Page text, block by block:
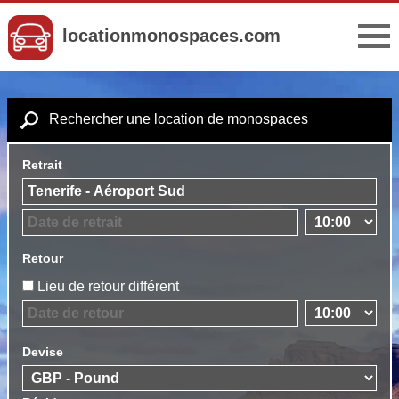
locationmonospaces.com
Rechercher une location de monospaces
Retrait
Retour
Lieu de retour différent
Devise